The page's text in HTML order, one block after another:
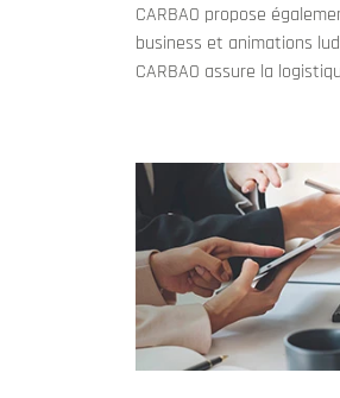
CARBAO propose
business et animations
CARBAO assure la